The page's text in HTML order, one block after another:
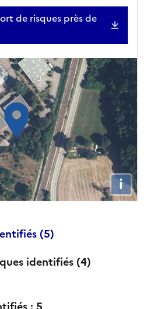
de risques près de
i
(5)
identifiés (4)